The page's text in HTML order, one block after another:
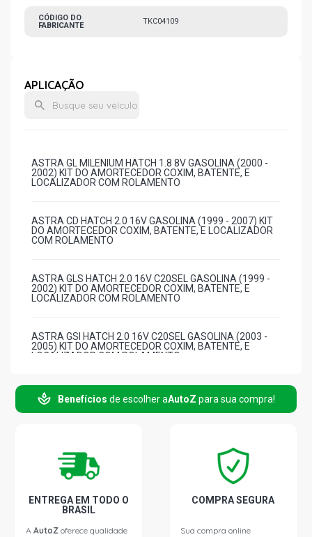
CÓDIGO DO
FABRICANTE
TKC04109
APLICAÇÃO
ASTRA GL MILENIUM HATCH 1.8 8V GASOLINA (2000 -
2002) KIT DO AMORTECEDOR COXIM, BATENTE, E
LOCALIZADOR COM ROLAMENTO
ASTRA CD HATCH 2.0 16V GASOLINA (1999 - 2007) KIT
DO AMORTECEDOR COXIM, BATENTE, E LOCALIZADOR
COM ROLAMENTO
ASTRA GLS HATCH 2.0 16V C20SEL GASOLINA (1999 -
2002) KIT DO AMORTECEDOR COXIM, BATENTE, E
LOCALIZADOR COM ROLAMENTO
ASTRA GSI HATCH 2.0 16V C20SEL GASOLINA (2003 -
2005) KIT DO AMORTECEDOR COXIM, BATENTE, E
LOCALIZADOR COM ROLAMENTO
ASTRA STD HATCH 2.0 8V MPFI GASOLINA (2002 -
2007) KIT DO AMORTECEDOR COXIM, BATENTE, E
LOCALIZADOR COM ROLAMENTO
ASTRA SPORT HATCH 2.0 8V MPFI GASOLINA (2000 -
2002) KIT DO AMORTECEDOR COXIM, BATENTE, E
LOCALIZADOR COM ROLAMENTO
ASTRA SUNNY HATCH 2.0 8V MPFI GASOLINA (1999 -
LOCALIZADOR COM ROLAMENTO
Benefícios de escolher aAutoZ para sua compra!
ENTREGA EM TODO O
BRASIL
AAutoZ oferece qualidade
COMPRA SEGURA
Sua compra online